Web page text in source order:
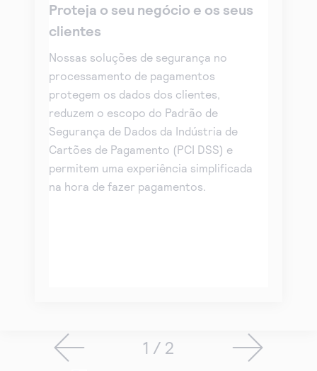
Proteja o seu negócio e os seus
clientes
Nossas soluções de segurança no
processamento de pagamentos
protegem os dados dos clientes,
reduzem o escopo do Padrão de
Segurança de Dados da Indústria de
Cartões de Pagamento (PCI DSS) e
permitem uma experiência simplificada
na hora de fazer pagamentos.
1 / 2